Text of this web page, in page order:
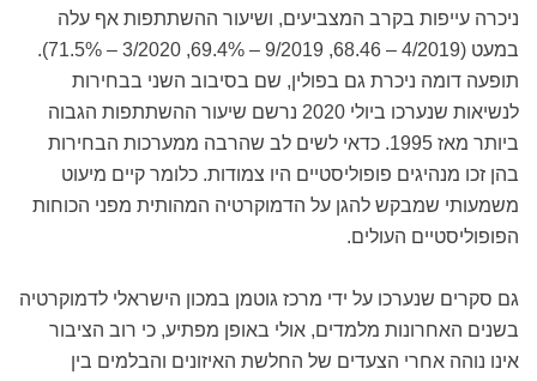
ניכרה עייפות בקרב המצביעים, ושיעור ההשתתפות אף עלה
במעט (4/2019 – 68.46, 9/2019 – 69.4%, 3/2020 – 71.5%).
תופעה דומה ניכרת גם בפולין, שם בסיבוב השני בבחירות
לנשיאות שנערכו ביולי 2020 נרשם שיעור ההשתתפות הגבוה
ביותר מאז 1995. כדאי לשים לב שהרבה ממערכות הבחירות
בהן זכו מנהיגים פופוליסטיים היו צמודות. כלומר קיים מיעוט
משמעותי שמבקש להגן על הדמוקרטיה המהותית מפני הכוחות
הפופוליסטיים העולים.
גם סקרים שנערכו על ידי מרכז גוטמן במכון הישראלי לדמוקרטיה
בשנים האחרונות מלמדים, אולי באופן מפתיע, כי רוב הציבור
אינו נוהה אחרי הצעדים של החלשת האיזונים והבלמים בין